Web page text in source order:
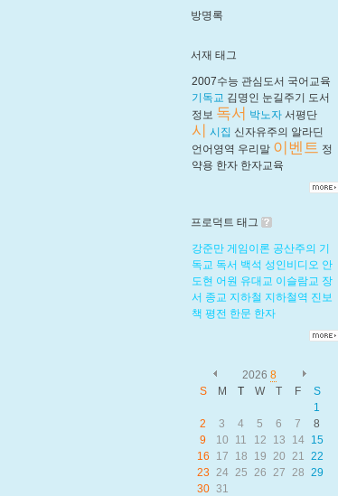
방명록
서재 태그
2007수능 관심도서 국어교육
기독교 김명인 눈길주기 도서
정보 독서 박노자 서평단
시 시집 신자유주의 알라딘
언어영역 우리말 이벤트 정
약용 한자 한자교육
프로덕트 태그
강준만 게임이론 공산주의 기
독교 독서 백석 성인비디오 안
도현 어원 유대교 이슬람교 장
서 종교 지하철 지하철역 진보
책 평전 한문 한자
2026 8
S
M T W T F
S
1
2
3 4 5 6 7
8
9
10 11 12 13 14
15
16
17 18 19 20 21
22
23
24 25 26 27 28 29
30 31